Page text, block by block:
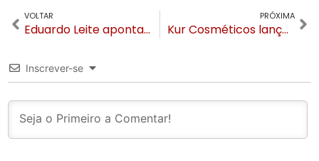
VOLTAR
Eduardo Leite aponta Turismo como provável motivo para explosão de novos casos de COVID
PRÓXIMA
Kur Cosméticos lança produto e desafio para cuidados com a pele
Inscrever-se